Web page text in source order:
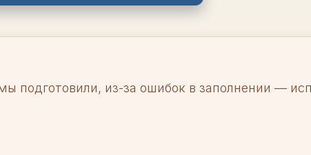
подготовили, из-за ошибок в заполнении —